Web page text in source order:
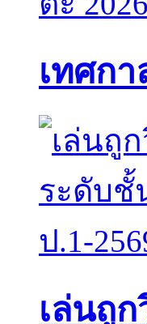
เทศก
เล่นถู